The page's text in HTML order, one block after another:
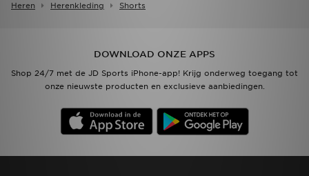
Heren Herenkleding Shorts
DOWNLOAD ONZE APPS
Shop 24/7 met de JD Sports iPhone-app! Krijg onderweg toegang tot
onze nieuwste producten en exclusieve aanbiedingen.